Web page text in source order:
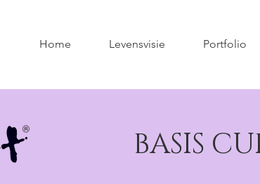
Home Levensvisie Portfolio
BASIS